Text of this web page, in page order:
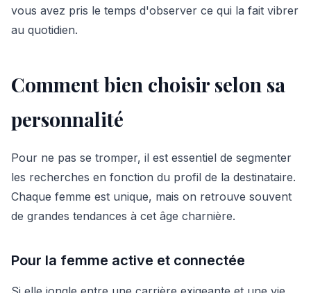
vous avez pris le temps d'observer ce qui la fait vibrer
au quotidien.
Comment bien choisir selon sa
personnalité
Pour ne pas se tromper, il est essentiel de segmenter
les recherches en fonction du profil de la destinataire.
Chaque femme est unique, mais on retrouve souvent
de grandes tendances à cet âge charnière.
Pour la femme active et connectée